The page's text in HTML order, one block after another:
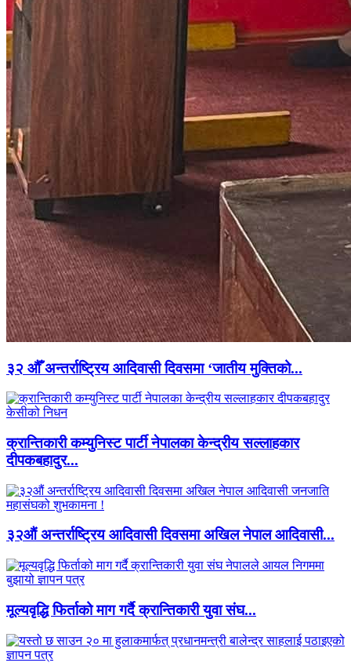
३२ औँ अन्तर्राष्ट्रिय आदिवासी दिवसमा ‘जातीय मुक्तिको...
क्रान्तिकारी कम्युनिस्ट पार्टी नेपालका केन्द्रीय सल्लाहकार
दीपकबहादुर...
३२औं अन्तर्राष्ट्रिय आदिवासी दिवसमा अखिल नेपाल आदिवासी...
मूल्यवृद्धि फिर्ताको माग गर्दै क्रान्तिकारी युवा संघ...